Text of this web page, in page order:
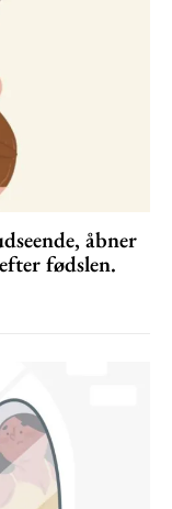
åbner
fødslen.